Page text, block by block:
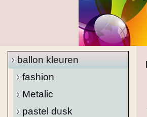
ballon kleuren
fashion
Metalic
pastel dusk